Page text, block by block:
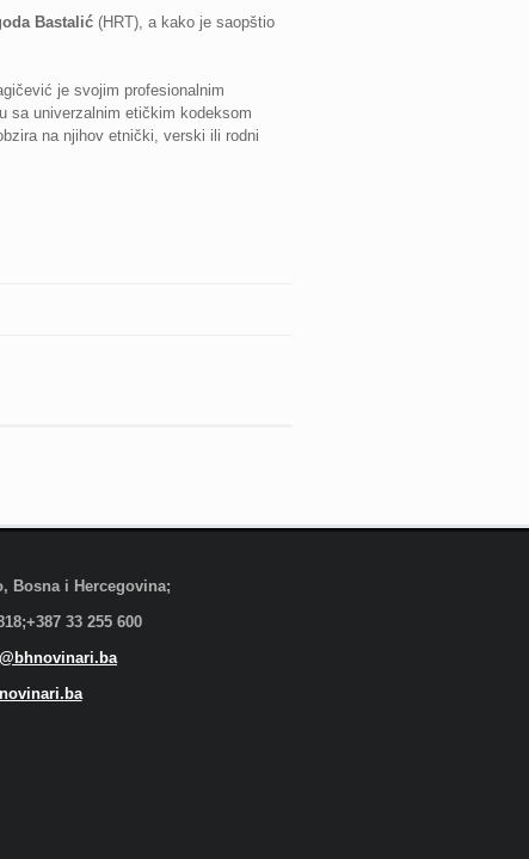
Bastalić(HRT), a kako je saopštio
je svojim profesionalnim
sa univerzalnim etičkim kodeksom
na njihov etnički, verski ili rodni
Bosna i Hercegovina;
33 255 600